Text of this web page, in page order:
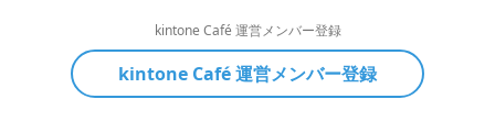
kintone Café 運営メンバー登録
kintone Café 運営メンバー登録